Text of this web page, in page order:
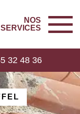
NOS
SERVICES
32 48 36